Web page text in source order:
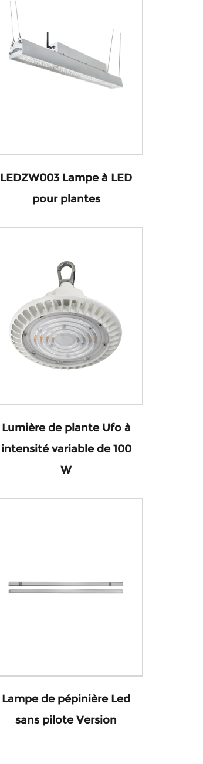
LEDZW003 Lampe à LED
pour plantes
Lumière de plante Ufo à
intensité variable de 100
W
Lampe de pépinière Led
sans pilote Version